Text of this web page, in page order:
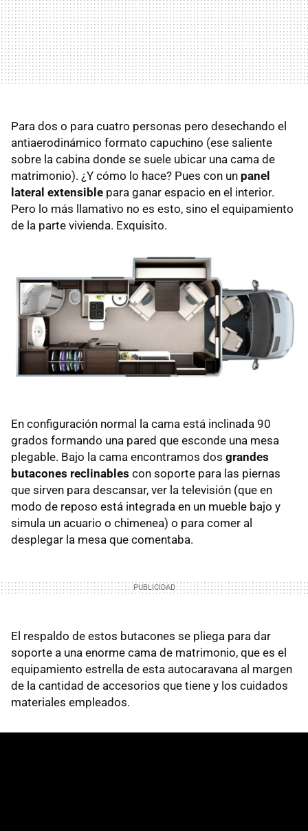
Para dos o para cuatro personas pero desechando el
antiaerodinámico formato capuchino (ese saliente
sobre la cabina donde se suele ubicar una cama de
matrimonio). ¿Y cómo lo hace? Pues con un panel
lateral extensible para ganar espacio en el interior.
Pero lo más llamativo no es esto, sino el equipamiento
de la parte vivienda. Exquisito.
En configuración normal la cama está inclinada 90
grados formando una pared que esconde una mesa
plegable. Bajo la cama encontramos dos grandes
butacones reclinables con soporte para las piernas
que sirven para descansar, ver la televisión (que en
modo de reposo está integrada en un mueble bajo y
simula un acuario o chimenea) o para comer al
desplegar la mesa que comentaba.
El respaldo de estos butacones se pliega para dar
soporte a una enorme cama de matrimonio, que es el
equipamiento estrella de esta autocaravana al margen
de la cantidad de accesorios que tiene y los cuidados
materiales empleados.